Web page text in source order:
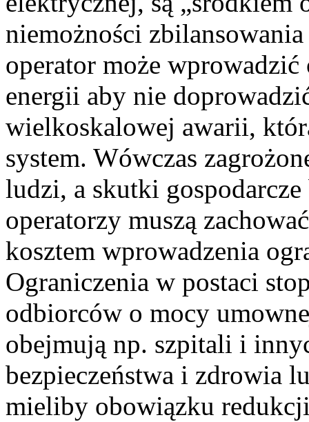
niemożności
operator może
energii aby nie
wielkoskalowej awarii,
system. Wówczas
ludzi, a skutki
operatorzy muszą
kosztem wprowadzenia
Ograniczenia w postaci
odbiorców o mocy
obejmują np. szpitali i
bezpieczeństwa i zdrowia
mieliby obowiązku